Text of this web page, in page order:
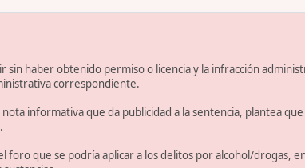
haber obtenido permiso o licencia y la infracción
correspondiente.
informativa que da publicidad a la sentencia, plantea
foro que se podría aplicar a los delitos por alcohol/drogas,